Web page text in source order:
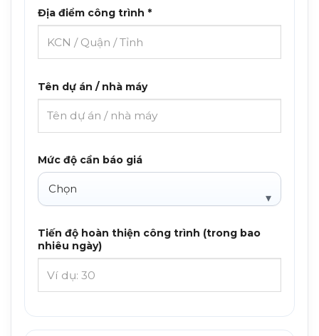
Địa điểm công trình *
Tên dự án / nhà máy
Mức độ cần báo giá
Tiến độ hoàn thiện công trình (trong bao
nhiêu ngày)